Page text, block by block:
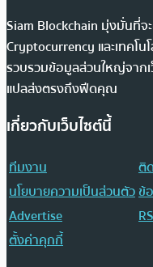
Siam Blockchain มุ่งมั่นที่จ
Cryptocurrency และเทคโน
รวบรวมข้อมูลส่วนใหญ่จากเ
แปลส่งตรงถึงฟีดคุณ
เกี่ยวกับเว็บไซต์นี้
ทีมงาน
ติ
นโยบายความเป็นส่วนตัวข้
Advertise
ตั้งค่าคุกกี้